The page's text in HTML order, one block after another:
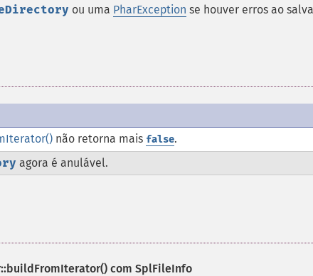
ou uma PharException se houver erros ao
não retorna mais false.
agora é anulável.
com SplFileInfo